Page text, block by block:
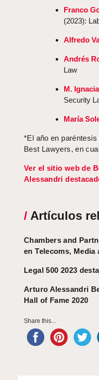
Franco
(2023):
Alfredo
Andrés
Law
M.
Security
María
*El año en
Best Lawyers, en
Ver el sitio web de
Alessandri
/ Artículos
Chambers and
en Telecoms, Media
Legal 500 2023
Arturo Alessandri
Hall of Fame 2020
Share this...